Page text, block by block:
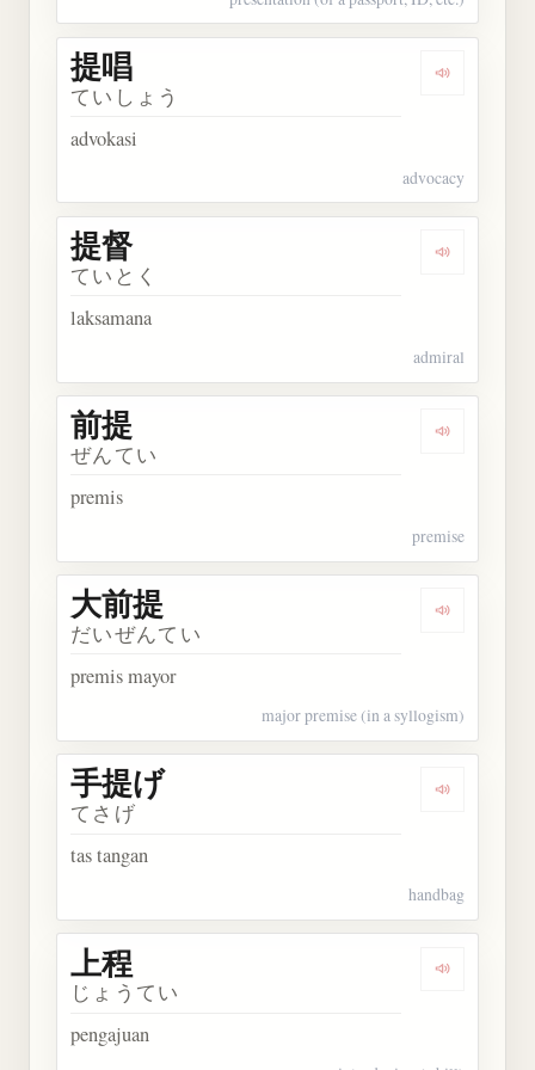
Dengarkan
提唱
ていしょう
advokasi
advocacy
Dengarkan
提督
ていとく
laksamana
admiral
Dengarkan
前提
ぜんてい
premis
premise
Dengarkan
大前提
だいぜんてい
premis mayor
major premise (in a syllogism)
Dengarkan
手提げ
てさげ
tas tangan
handbag
Dengarkan
上程
じょうてい
pengajuan